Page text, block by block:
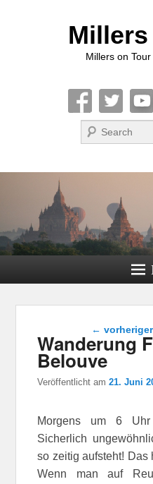
Millers on
Suche
←
Wanderung
Belouve
Veröffentlicht am21. Juni
Morgens um 6
Sicherlich
so zeitig aufsteht! Das
Wenn man auf